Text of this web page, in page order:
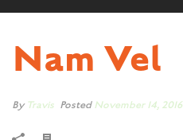
Nam Vel
By Travis PostedNovember 14, 2016